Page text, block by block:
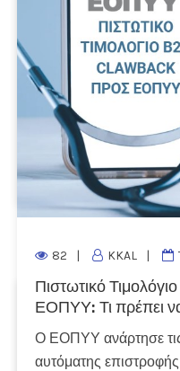
βοηθήσει τους
βασικές λειτουργίες
αναλυτικές οδηγίες
και ειδών, την έκδοση
παραστατικών στο
διαχείριση
Περισσότερα...
82 KKAL
Πιστωτικό
ΕΟΠΥΥ: Τι πρέπει
Ο ΕΟΠΥΥ ανάρτησε
αυτόματης
1 2 3 4
ΑΝΑΖΗΤΗΣΗ